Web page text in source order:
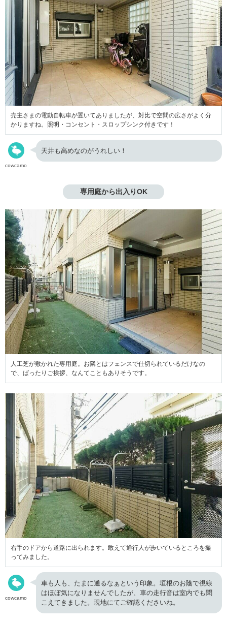
売主さまの電動自転車が置いてありましたが、対比で空間の広さがよく分
かりますね。照明・コンセント・スロップシンク付きです！
cowcamo
天井も高めなのがうれしい！
専用庭から出入りOK
人工芝が敷かれた専用庭。お隣とはフェンスで仕切られているだけなの
で、ばったりご挨拶、なんてこともありそうです。
右手のドアから道路に出られます。敢えて通行人が歩いているところを撮
ってみました。
cowcamo
車も人も、たまに通るなぁという印象。垣根のお陰で視線
はほぼ気になりませんでしたが、車の走行音は室内でも聞
こえてきました。現地にてご確認くださいね。